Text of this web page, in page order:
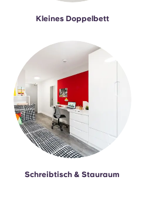
Kleines Doppelbett
Schreibtisch & Stauraum